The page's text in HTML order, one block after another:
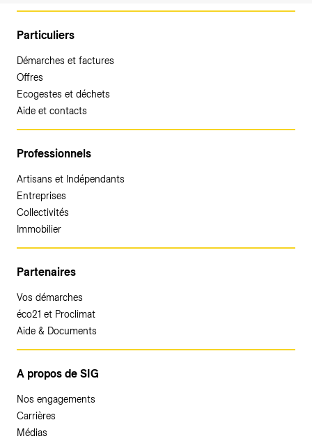
Particuliers
Démarches et factures
Offres
Ecogestes et déchets
Aide et contacts
Professionnels
Artisans et Indépendants
Entreprises
Collectivités
Immobilier
Partenaires
Vos démarches
éco21 et Proclimat
Aide & Documents
A propos de SIG
Nos engagements
Carrières
Médias